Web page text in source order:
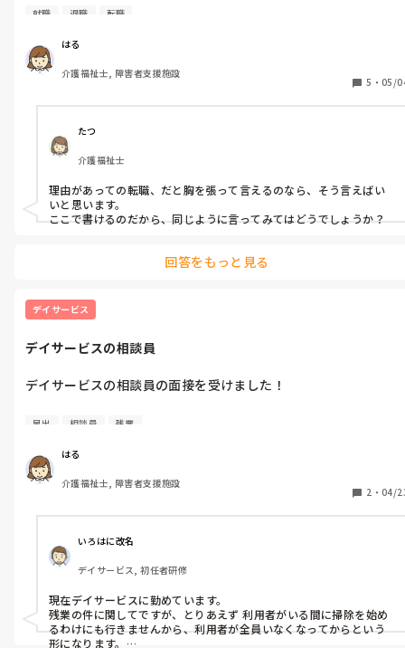
①→②は引っ越す為の転職でした。
あり介護職で採用されていました。
異動させると言われつつも人員不足を理由に曖昧にされ、最終的
に介護でユニットリーダーをやってほしいと言われ不誠実な対応
現職は就労支援とは違うもののまた障害者支援に。
資格を取るまで頑張るつもりでしたが、お局のパワハラ、利用者
を当たり前に虐待するような施設に嫌気がさし、自身の親の介護
も重なり過度のストレスで働けなくなってしまいました。
現在は親の介護をしながら転職活動中です。
ですが、やはり離職率の高さを聞かれることが多いです...。
生かせることだと思います。
ただ、面接で「なんで2.3年で仕事を変えてるの？」や「何かに
急いでいるの？」と言われると、うまく答えることが出来ませ
就職 退職 転職
はる
介護福祉士, 障害者支援施設
5 ・ 05/
たつ
介護福祉士
理由があっての転職、だと胸を張って言えるのなら、そう言えばい
いと思います。
ここで書けるのだから、同じように言ってみてはどうでしょうか？
回答をもっと見る
デイサービス
デイサービスの相談員
デイサービスの相談員の面接を受けました！
残業月30〜40時間で、早出と残業は全て送迎業務で発生するそ
デイサービスはどこもそのような感じなのでしょうか？
業務時間内に送迎まで終わらせるのは難しいものなのでしょう
か？
家から遠いことと、求人情報に書いていたよりも残業が多いよう
なので今回は見送ろうかと思っています。
早出 相談員 残業
はる
介護福祉士, 障害者支援施設
2 ・ 04/
いろはに改名
デイサービス, 初任者研修
現在デイサービスに勤めています。
残業の件に関してですが、とりあえず 利用者がいる間に掃除を始め
るわけにも行きませんから、利用者が全員いなくなってからという
形になります。